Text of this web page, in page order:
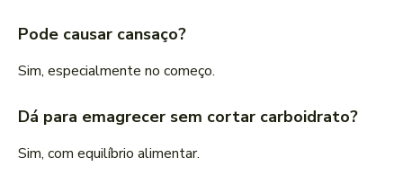
Pode causar cansaço?
Sim, especialmente no começo.
Dá para emagrecer sem cortar carboidrato?
Sim, com equilíbrio alimentar.